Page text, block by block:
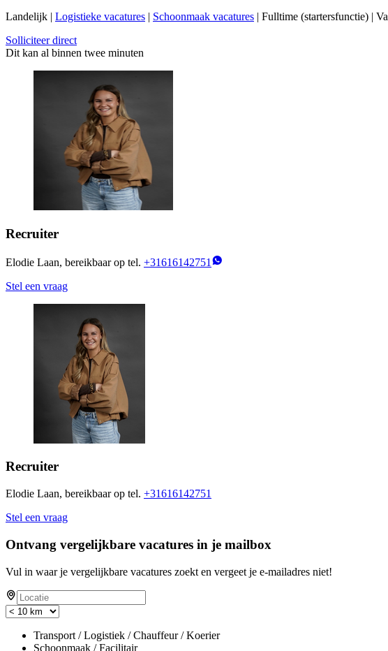
Landelijk | Logistieke vacatures | Schoonmaak vacatures | Fulltime (startersfunctie) |
Solliciteer direct
Dit kan al binnen twee minuten
Recruiter
Elodie Laan, bereikbaar op tel. +31616142751
Stel een vraag
Recruiter
Elodie Laan, bereikbaar op tel. +31616142751
Stel een vraag
Ontvang vergelijkbare vacatures in je mailbox
Vul in waar je vergelijkbare vacatures zoekt en vergeet je e-mailadres niet!
Transport / Logistiek / Chauffeur / Koerier
Schoonmaak / Facilitair